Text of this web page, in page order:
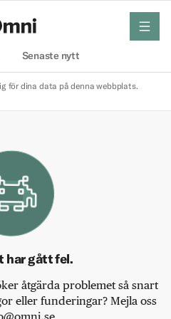
Senaste nytt
meny
för dina data på denna webbplats.
har gått fel.
åtgärda problemet så snart
eller funderingar? Mejla oss